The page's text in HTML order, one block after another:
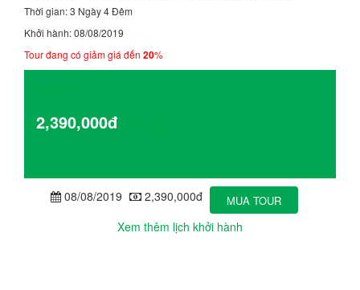
Thời gian: 3 Ngày 4 Đêm
Khởi hành: 08/08/2019
Tour đang có giảm giá đến 20%
2,390,000đ
08/08/2019 2,390,000đ MUA TOUR
Xem thêm lịch khởi hành